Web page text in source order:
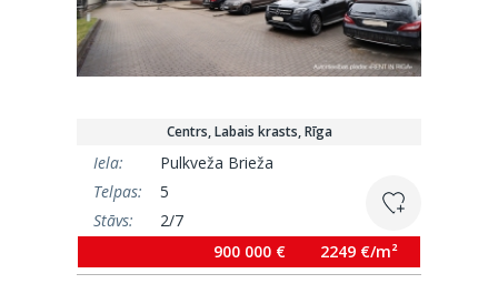
Centrs, Labais krasts, Rīga
Iela:
Pulkveža Brieža
Telpas:
5
Stāvs:
2/7
400.2 m²900 000 € 2249 €/m²